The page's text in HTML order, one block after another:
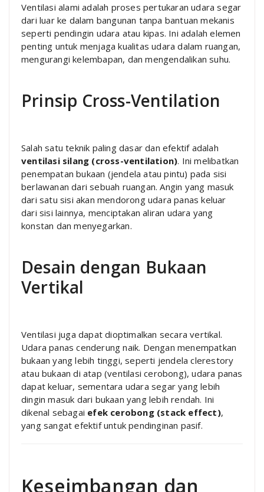
Ventilasi alami adalah proses pertukaran udara segar
dari luar ke dalam bangunan tanpa bantuan mekanis
seperti pendingin udara atau kipas. Ini adalah elemen
penting untuk menjaga kualitas udara dalam ruangan,
mengurangi kelembapan, dan mengendalikan suhu.
Prinsip Cross-Ventilation
Salah satu teknik paling dasar dan efektif adalah
ventilasi silang (cross-ventilation). Ini melibatkan
penempatan bukaan (jendela atau pintu) pada sisi
berlawanan dari sebuah ruangan. Angin yang masuk
dari satu sisi akan mendorong udara panas keluar
dari sisi lainnya, menciptakan aliran udara yang
konstan dan menyegarkan.
Desain dengan Bukaan
Vertikal
Ventilasi juga dapat dioptimalkan secara vertikal.
Udara panas cenderung naik. Dengan menempatkan
bukaan yang lebih tinggi, seperti jendela clerestory
atau bukaan di atap (ventilasi cerobong), udara panas
dapat keluar, sementara udara segar yang lebih
dingin masuk dari bukaan yang lebih rendah. Ini
dikenal sebagai efek cerobong (stack effect),
yang sangat efektif untuk pendinginan pasif.
Keseimbangan dan